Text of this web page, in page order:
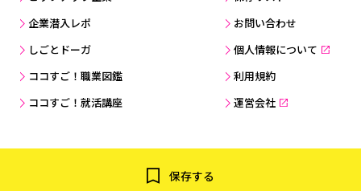
保存する
企業潜入レポ
お問い合わせ
しごとドーガ
個人情報について
ココすご！職業図鑑
利用規約
ココすご！就活講座
運営会社
Copyright © Kansai Television Co. Ltd. All Rights Reserved.